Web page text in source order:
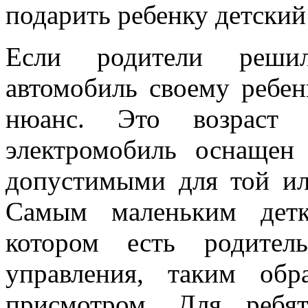
подарить ребенку
Если родители
автомобиль своему
нюанс. Это возраст
электромобиль
допустимыми для той
Самым маленьким
котором есть
управления, таким